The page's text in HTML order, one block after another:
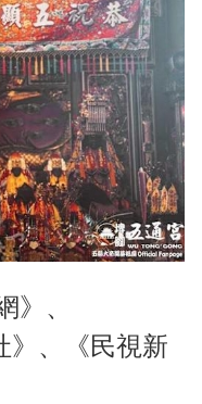
》、
》、《民視新